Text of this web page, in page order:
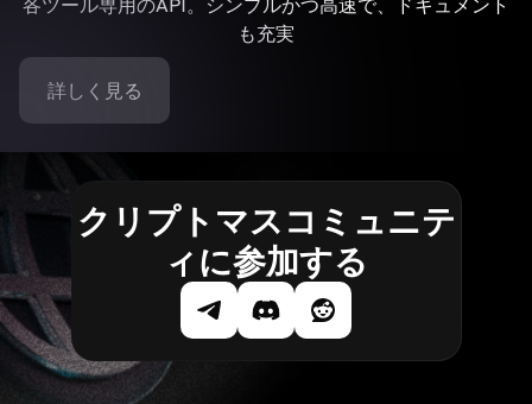
各ツール専用のAPI。シンプルかつ高速で、ドキュメント
も充実
詳しく見る
クリプトマスコミュニテ
ィに参加する